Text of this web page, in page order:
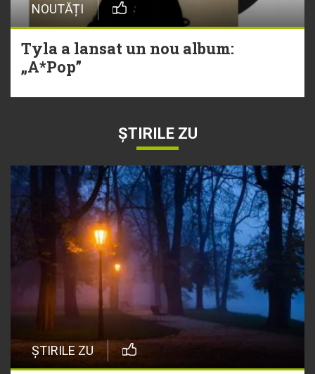
NOUTĂȚI
Tyla a lansat un nou album:
„A*Pop”
ȘTIRILE ZU
ȘTIRILE ZU